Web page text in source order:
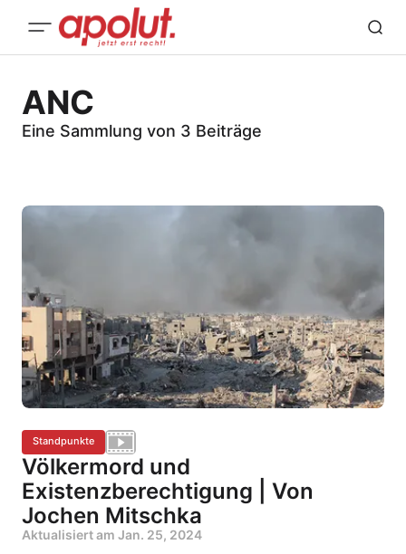
ANC
Eine Sammlung von 3 Beiträge
Standpunkte
Völkermord und
Existenzberechtigung | Von
Jochen Mitschka
Aktualisiert am Jan. 25, 2024